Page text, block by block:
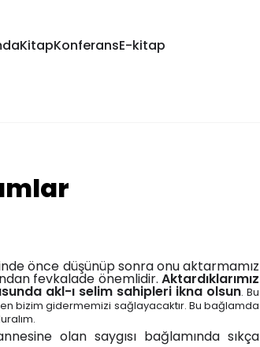
KitapKonferansE-kitap
önce düşünüp sonra onu aktarmamız
fevkalade önemlidir. Aktardıklarımız
akl-ı selim sahipleri ikna olsun. Bu
bizim gidermemizi sağlayacaktır. Bu bağlamda
olan saygısı bağlamında sıkça